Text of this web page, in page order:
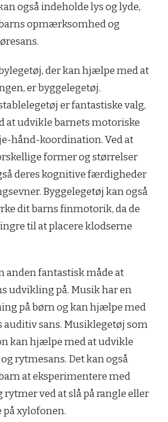
også indeholde lys og lyde,
opmærksomhed og
der kan hjælpe med at
er byggelegetøj.
er fantastiske valg,
at udvikle barnets motoriske
hånd-koordination. Ved at
former og størrelser
deres kognitive færdigheder
Byggelegetøj kan også
dit barns finmotorik, da de
til at placere klodserne
anden fantastisk måde at
udvikling på. Musik har en
på børn og kan hjælpe med
auditiv sans. Musiklegetøj som
kan hjælpe med at udvikle
rytmesans. Det kan også
at eksperimentere med
rytmer ved at slå på rangle eller
på xylofonen.